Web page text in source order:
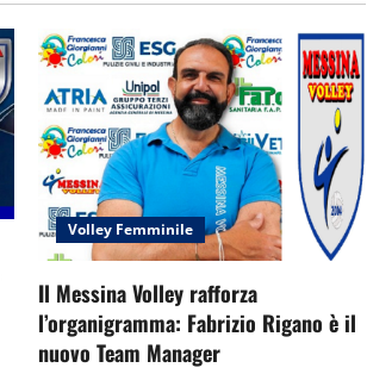
Volley Femminile
Il Messina Volley rafforza
l’organigramma: Fabrizio Rigano è il
nuovo Team Manager